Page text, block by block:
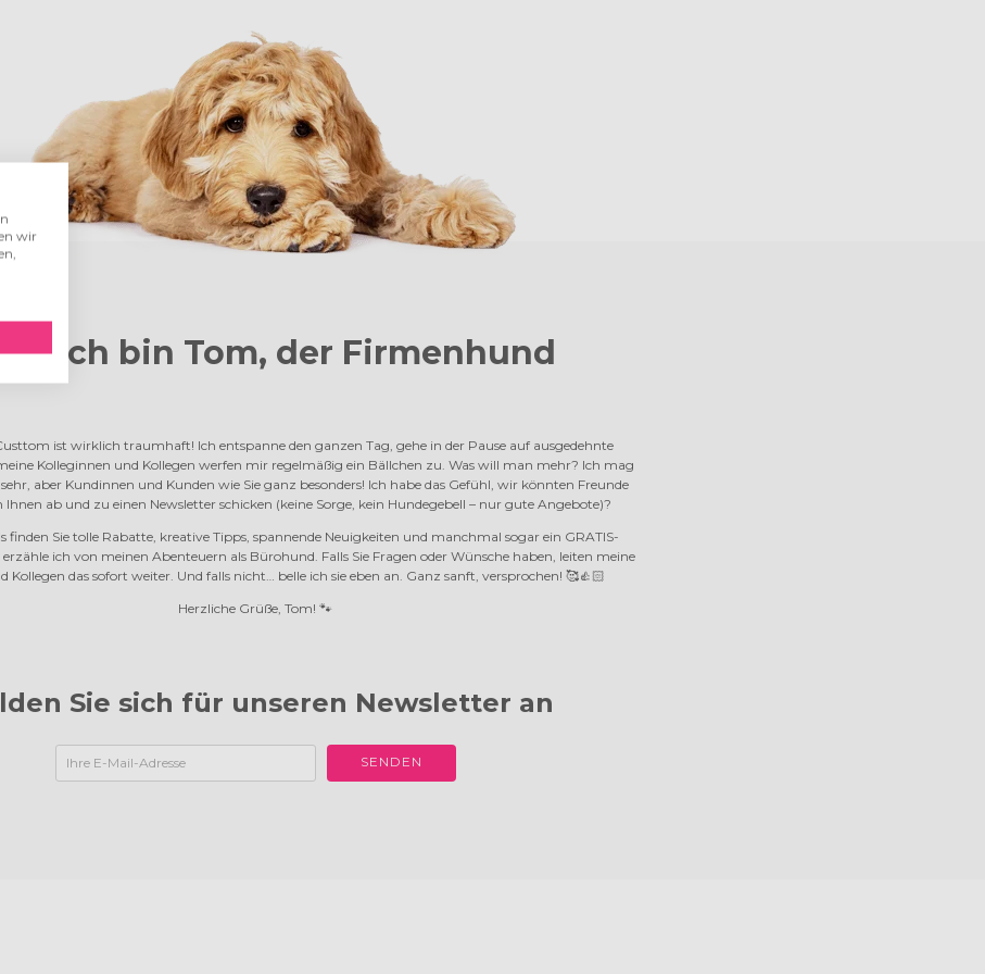
Ich bin Tom, der Firmenhund
ist wirklich traumhaft! Ich entspanne den ganzen Tag, gehe in der Pause auf ausgedehnte
Kolleginnen und Kollegen werfen mir regelmäßig ein Bällchen zu. Was will man mehr? Ich mag
aber Kundinnen und Kunden wie Sie ganz besonders! Ich habe das Gefühl, wir könnten Freunde
Ihnen ab und zu einen Newsletter schicken (keine Sorge, kein Hundegebell – nur gute Angebote)?
finden Sie tolle Rabatte, kreative Tipps, spannende Neuigkeiten und manchmal sogar ein GRATIS-
ich von meinen Abenteuern als Bürohund. Falls Sie Fragen oder Wünsche haben, leiten meine
Kollegen das sofort weiter. Und falls nicht… belle ich sie eben an. Ganz sanft, versprochen! 🥰👍🏻
Herzliche Grüße, Tom! 🐾
Sie sich für unseren Newsletter an
SENDEN
wir